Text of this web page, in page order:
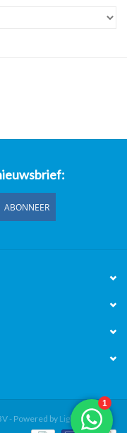
ABONNEER
- Powered by Lightspeed